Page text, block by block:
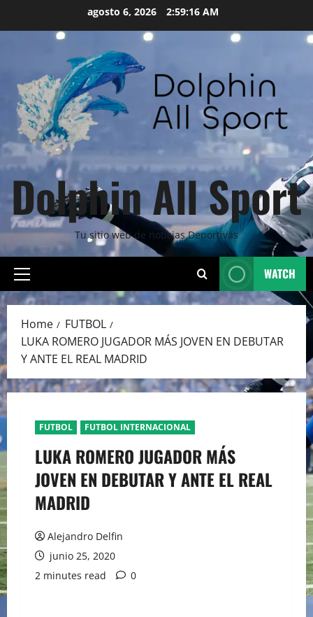
agosto 6, 2026 2:59:17 AM
Dolphin All Sport
Tu sitio web de noticias Deportivas
Primary
Menu
WATCH
Home
FUTBOL
LUKA ROMERO JUGADOR MÁS JOVEN EN DEBUTAR
Y ANTE EL REAL MADRID
FUTBOL FUTBOL INTERNACIONAL
LUKA ROMERO JUGADOR MÁS
JOVEN EN DEBUTAR Y ANTE EL REAL
MADRID
Alejandro Delfin
junio 25, 2020
2 minutes read
0